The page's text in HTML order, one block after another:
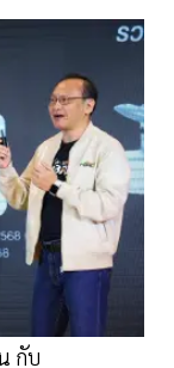
กับ